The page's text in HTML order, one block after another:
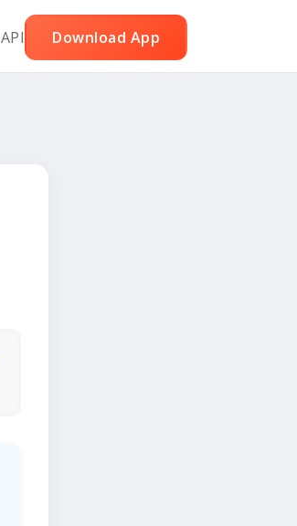
API Download App